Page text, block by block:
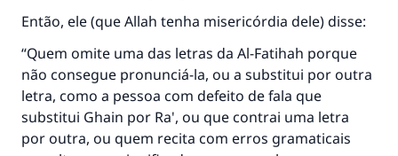
Então, ele (que Allah tenha misericórdia dele) disse:
“Quem omite uma das letras da Al-Fatihah porque
não consegue pronunciá-la, ou a substitui por outra
letra, como a pessoa com defeito de fala que
substitui Ghain por Ra', ou que contrai uma letra
por outra, ou quem recita com erros gramaticais